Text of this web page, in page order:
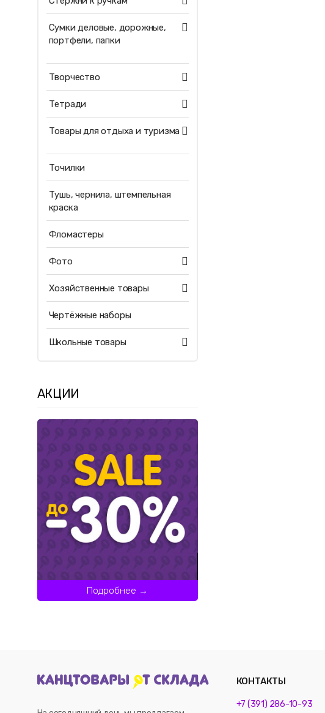
Сумки деловые, дорожные,
портфели, папки
Творчество
Тетради
Товары для отдыха и туризма
Точилки
Тушь, чернила, штемпельная
краска
Фломастеры
Фото
Хозяйственные товары
Чертёжные наборы
Школьные товары
АКЦИИ
Подробнее →
КОНТАКТЫ
+7 (391) 286-10-93